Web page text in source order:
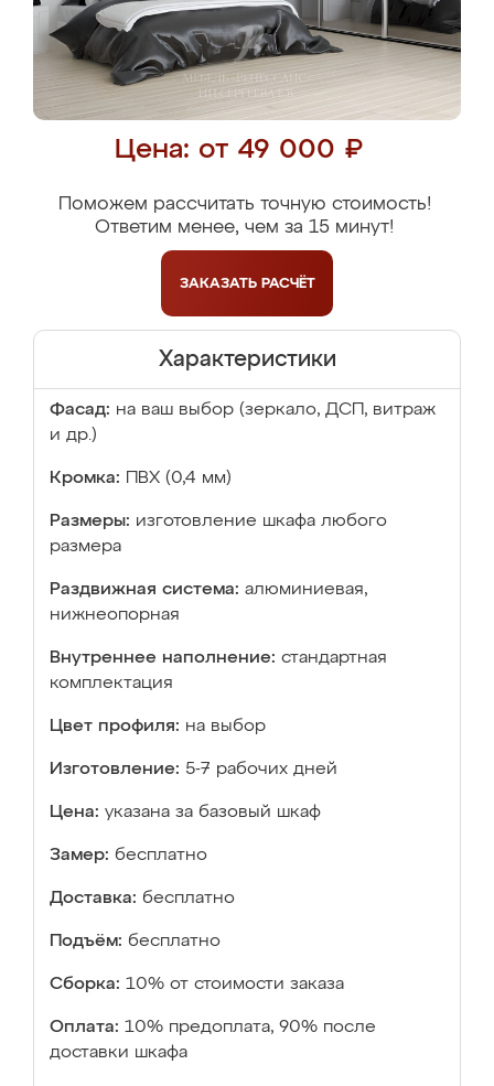
Цена: от 49 000 ₽
Поможем рассчитать точную стоимость!
Ответим менее, чем за 15 минут!
ЗАКАЗАТЬ РАСЧЁТ
Характеристики
Фасад: на ваш выбор (зеркало, ДСП, витраж
и др.)
Кромка: ПВХ (0,4 мм)
Размеры: изготовление шкафа любого
размера
Раздвижная система: алюминиевая,
нижнеопорная
Внутреннее наполнение: стандартная
комплектация
Цвет профиля: на выбор
Изготовление: 5-7 рабочих дней
Цена: указана за базовый шкаф
Замер: бесплатно
Доставка: бесплатно
Подъём: бесплатно
Сборка: 10% от стоимости заказа
Оплата: 10% предоплата, 90% после
доставки шкафа